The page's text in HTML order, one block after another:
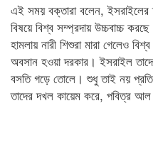
এই সময় বক্তারা বলেন,
বিষয়ে বিশ্ব সম্প্রদায় উচ্চবাচ্চ
হামলায় নারী শিশুরা মারা গেলেও
অবসান হওয়া দরকার। ইসরাইল
বসতি গড়ে তোলে। শুধু তাই নয়
তাদের দখল কায়েম করে, পবিত্র